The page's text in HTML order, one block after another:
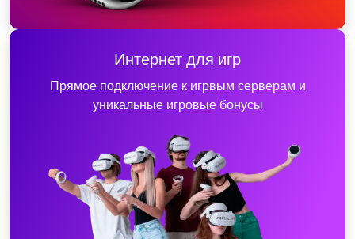
Интернет для игр
Прямое подключение к игрвым серверам и
уникальные игровые бонусы